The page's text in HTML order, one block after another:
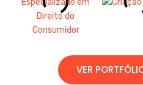
VER